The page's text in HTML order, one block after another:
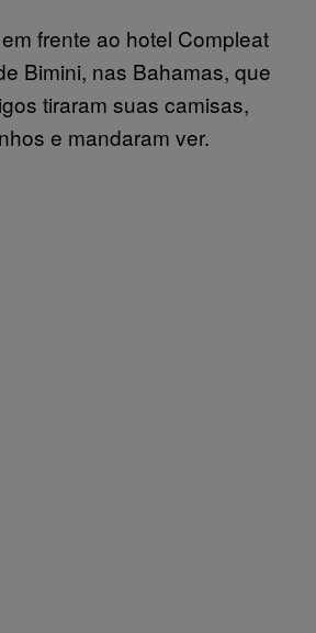
frente ao hotel Compleat
Bimini, nas Bahamas, que
tiraram suas camisas,
e mandaram ver.